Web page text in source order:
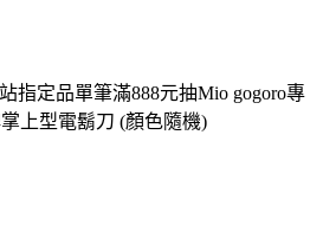
指定品單筆滿888元抽Mio gogoro專
上型電鬍刀 (顏色隨機)